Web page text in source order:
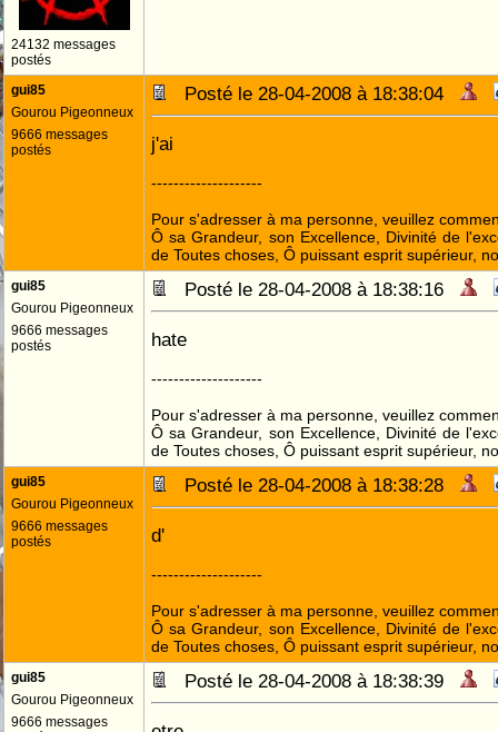
24132 messages
postés
gui85
Gourou Pigeonneux
9666 messages
postés
Posté le 28-04-2008 à 18:38:04
j'ai
--------------------
Pour s'adresser à ma personne, veuillez
Ô sa Grandeur, son Excellence, Divinité de
de Toutes choses, Ô puissant esprit supérieur,
gui85
Gourou Pigeonneux
9666 messages
postés
Posté le 28-04-2008 à 18:38:16
hate
--------------------
Pour s'adresser à ma personne, veuillez
Ô sa Grandeur, son Excellence, Divinité de
de Toutes choses, Ô puissant esprit supérieur,
gui85
Gourou Pigeonneux
9666 messages
postés
Posté le 28-04-2008 à 18:38:28
d'
--------------------
Pour s'adresser à ma personne, veuillez
Ô sa Grandeur, son Excellence, Divinité de
de Toutes choses, Ô puissant esprit supérieur,
gui85
Gourou Pigeonneux
9666 messages
Posté le 28-04-2008 à 18:38:39